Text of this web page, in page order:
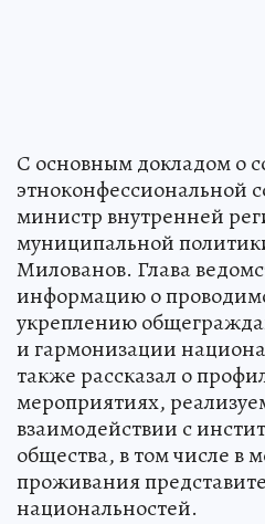
С основным докладом о
этноконфессиональной
министр внутренней
муниципальной
Милованов. Глава
информацию о
укреплению
и гармонизации
также рассказал о
мероприятиях,
взаимодействии с
общества, в том числе в
проживания
национальностей.